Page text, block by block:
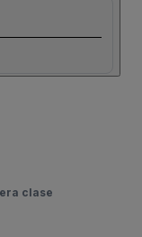
clase